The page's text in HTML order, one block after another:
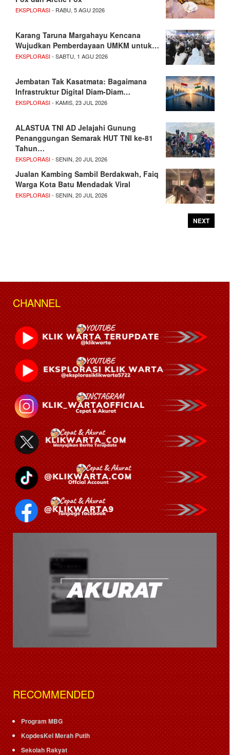
EKSPLORASI- RABU, 5 AGU 2026
Karang Taruna Margahayu Kencana
Wujudkan Pemberdayaan UMKM untuk…
EKSPLORASI- SABTU, 1 AGU 2026
Jembatan Tak Kasatmata: Bagaimana
Infrastruktur Digital Diam-Diam…
EKSPLORASI- KAMIS, 23 JUL 2026
ALASTUA TNI AD Jelajahi Gunung
Penanggungan Semarak HUT TNI ke-81
Tahun…
EKSPLORASI- SENIN, 20 JUL 2026
Jualan Kambing Sambil Berdakwah, Faiq
Warga Kota Batu Mendadak Viral
EKSPLORASI- SENIN, 20 JUL 2026
NEXT
CHANNEL
RECOMMENDED
Program MBG
KopdesKel Merah Putih
Sekolah Rakyat